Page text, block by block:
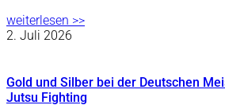
weiterlesen >>
2. Juli 2026
Gold und Silber bei der Deutschen
Jutsu Fighting